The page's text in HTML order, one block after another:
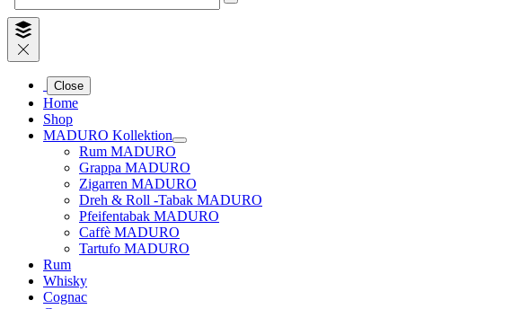
Close
Home
Shop
MADURO Kollektion
Rum MADURO
Grappa MADURO
Zigarren MADURO
Dreh & Roll -Tabak MADURO
Pfeifentabak MADURO
Caffè MADURO
Tartufo MADURO
Rum
Whisky
Cognac